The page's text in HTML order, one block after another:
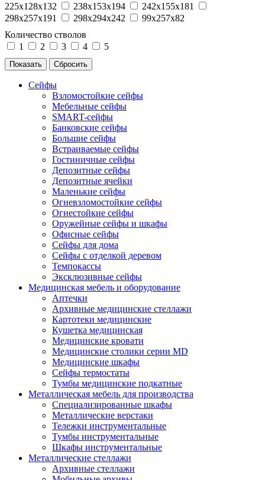
225x128x132
238x153x194
242x155x181
298x257x191
298x294x242
99x257x82
Количество стволов
1
2 3 4 5
Сейфы
Взломостойкие сейфы
Мебельные сейфы
SMART-сейфы
Банковские сейфы
Большие сейфы
Встраиваемые сейфы
Гостиничные сейфы
Депозитные сейфы
Депозитные ячейки
Маленькие сейфы
Огневзломостойкие сейфы
Огнестойкие сейфы
Оружейные сейфы и шкафы
Офисные сейфы
Сейфы для дома
Сейфы с отделкой деревом
Темпокассы
Эксклюзивные сейфы
Медицинская мебель и оборудование
Аптечки
Архивные медицинские стеллажи
Картотеки медицинские
Кушетка медицинская
Медицинские кровати
Медицинские столики серии MD
Медицинские шкафы
Сейфы термостаты
Тумбы медицинские подкатные
Металлическая мебель для производства
Cпециализированные шкафы
Металлические верстаки
Тележки инструментальные
Тумбы инструментальные
Шкафы инструментальные
Металлические стеллажи
Архивные стеллажи